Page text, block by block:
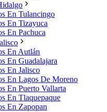
En Tulancingo
En Tizayuca
En Pachuca
En Autlán
En Guadalajara
En Jalisco
En Lagos De Moreno
En Puerto Vallarta
En Tlaquepaque
En Zapopan